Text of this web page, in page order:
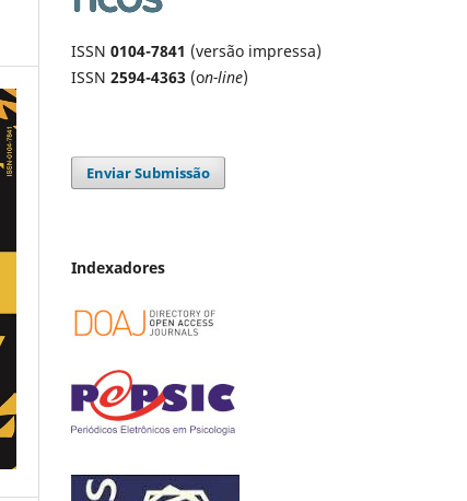
ISSN 0104-7841 (versão impressa)
ISSN 2594-4363 (on-line)
Enviar Submissão
Indexadores